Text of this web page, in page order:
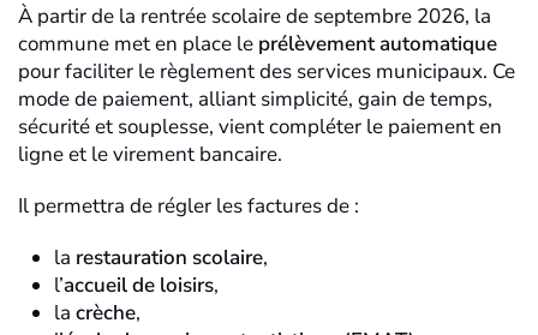
À partir de la rentrée scolaire de septembre 2026, la
commune met en place le prélèvement automatique
pour faciliter le règlement des services municipaux. Ce
mode de paiement, alliant simplicité, gain de temps,
sécurité et souplesse, vient compléter le paiement en
ligne et le virement bancaire.
Il permettra de régler les factures de :
la restauration scolaire,
l’accueil de loisirs,
la crèche,